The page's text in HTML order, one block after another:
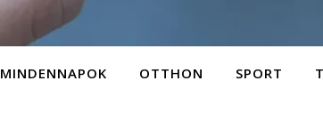
MINDENNAPOK OTTHON SPORT